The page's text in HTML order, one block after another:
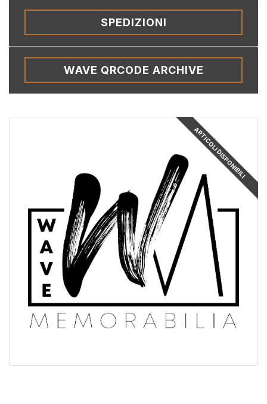
ARTICOLI DISPONIBILI
SPEDIZIONI
WAVE QRCODE ARCHIVE